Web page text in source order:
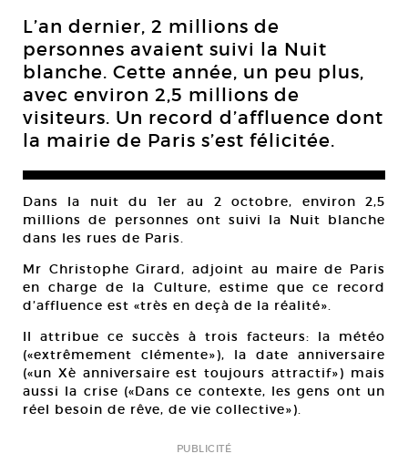
L’an dernier, 2 millions de
personnes avaient suivi la Nuit
blanche. Cette année, un peu plus,
avec environ 2,5 millions de
visiteurs. Un record d’affluence dont
la mairie de Paris s’est félicitée.
Dans la nuit du 1er au 2 octobre, environ 2,5
millions de personnes ont suivi la Nuit blanche
dans les rues de Paris.
Mr Christophe Girard, adjoint au maire de Paris
en charge de la Culture, estime que ce record
d’affluence est «très en deçà de la réalité».
Il attribue ce succès à trois facteurs: la météo
(«extrêmement clémente»), la date anniversaire
(«un Xè anniversaire est toujours attractif») mais
aussi la crise («Dans ce contexte, les gens ont un
réel besoin de rêve, de vie collective»).
PUBLICITÉ